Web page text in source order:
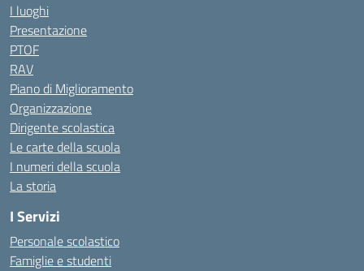
I luoghi
Presentazione
PTOF
RAV
Piano di Miglioramento
Organizzazione
Dirigente scolastica
Le carte della scuola
I numeri della scuola
La storia
I Servizi
Personale scolastico
Famiglie e studenti